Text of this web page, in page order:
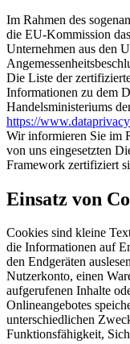
Im Rahmen des
die EU-Kommission
Unternehmen aus den
Die Liste der
Informationen zu dem
Handelsministeriums
https://
Wir informieren Sie im
von uns eingesetzten
Framework zertifiziert
Einsatz von
Cookies sind kleine
die Informationen auf
den Endgeräten
Nutzerkonto, einen
aufgerufenen Inhalte
Onlineangebotes
unterschiedlichen
Funktionsfähigkeit,